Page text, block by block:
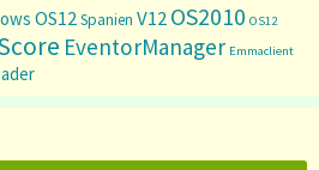
OS12Spanien V12OS2010 OS12
EventorManager Emmaclient